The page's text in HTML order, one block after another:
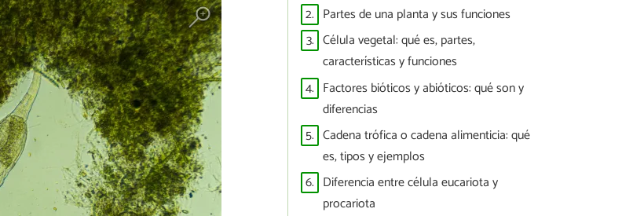
2. Partes de una planta y sus funciones
3. Célula vegetal: qué es, partes,
características y funciones
4. Factores bióticos y abióticos: qué son y
diferencias
5. Cadena trófica o cadena alimenticia: qué
es, tipos y ejemplos
6. Diferencia entre célula eucariota y
procariota